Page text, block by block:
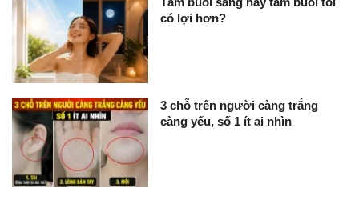
có lợi hơn?
3 chỗ trên người càng trắng
càng yếu, số 1 ít ai nhìn